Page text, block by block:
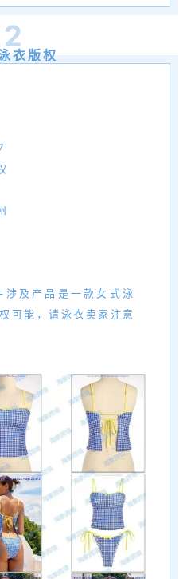
2
衣版权
及产品是一款女式泳
可能，请泳衣卖家注意